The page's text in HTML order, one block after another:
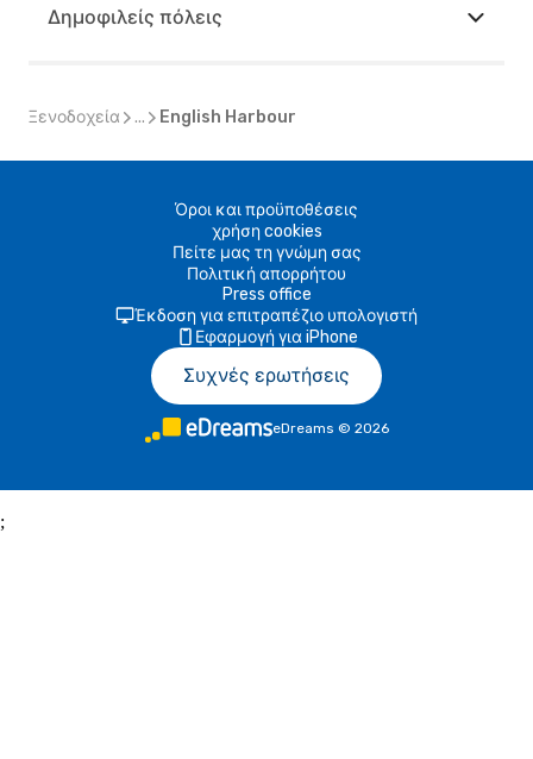
Δημοφιλείς πόλεις
Ξενοδοχεία ... English Harbour
Όροι και προϋποθέσεις
χρήση cookies
Πείτε μας τη γνώμη σας
Πολιτική απορρήτου
Press office
Έκδοση για επιτραπέζιο υπολογιστή
Εφαρμογή για iPhone
Συχνές ερωτήσεις
eDreams © 2026
;